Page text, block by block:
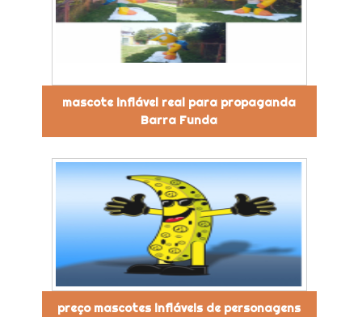
mascote inflável real para propaganda
Barra Funda
preço mascotes infláveis de personagens